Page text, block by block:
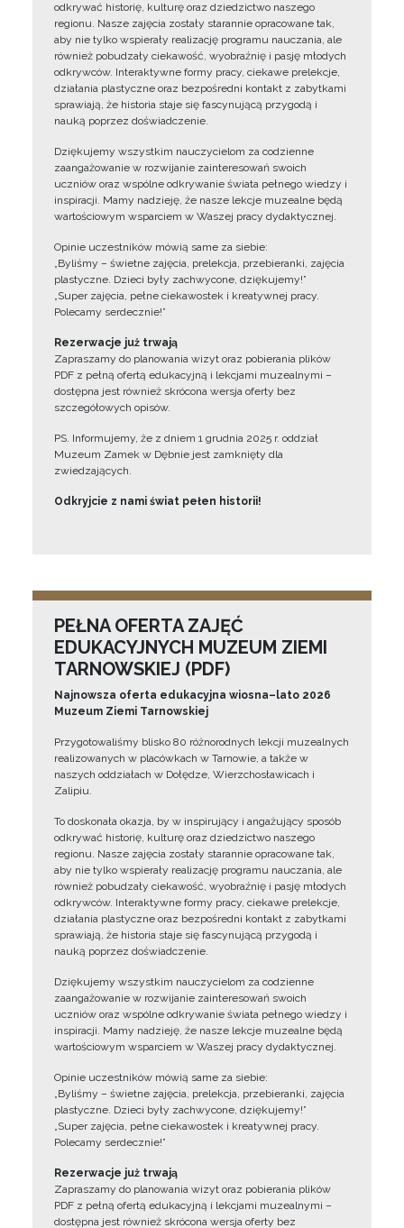
odkrywać historię, kulturę oraz dziedzictwo naszego
regionu. Nasze zajęcia zostały starannie opracowane tak,
aby nie tylko wspierały realizację programu nauczania, ale
również pobudzały ciekawość, wyobraźnię i pasję młodych
odkrywców. Interaktywne formy pracy, ciekawe prelekcje,
działania plastyczne oraz bezpośredni kontakt z zabytkami
sprawiają, że historia staje się fascynującą przygodą i
nauką poprzez doświadczenie.
Dziękujemy wszystkim nauczycielom za codzienne
zaangażowanie w rozwijanie zainteresowań swoich
uczniów oraz wspólne odkrywanie świata pełnego wiedzy i
inspiracji. Mamy nadzieję, że nasze lekcje muzealne będą
wartościowym wsparciem w Waszej pracy dydaktycznej.
Opinie uczestników mówią same za siebie:
„Byliśmy – świetne zajęcia, prelekcja, przebieranki, zajęcia
plastyczne. Dzieci były zachwycone, dziękujemy!”
„Super zajęcia, pełne ciekawostek i kreatywnej pracy.
Polecamy serdecznie!”
Rezerwacje już trwają
Zapraszamy do planowania wizyt oraz pobierania plików
PDF z pełną ofertą edukacyjną i lekcjami muzealnymi –
dostępna jest również skrócona wersja oferty bez
szczegółowych opisów.
PS. Informujemy, że z dniem 1 grudnia 2025 r. oddział
Muzeum Zamek w Dębnie jest zamknięty dla
zwiedzających.
Odkryjcie z nami świat pełen historii!
PEŁNA OFERTA ZAJĘĆ
EDUKACYJNYCH MUZEUM ZIEMI
TARNOWSKIEJ (PDF)
Najnowsza oferta edukacyjna wiosna–lato 2026
Muzeum Ziemi Tarnowskiej
Przygotowaliśmy blisko 80 różnorodnych lekcji muzealnych
realizowanych w placówkach w Tarnowie, a także w
naszych oddziałach w Dołędze, Wierzchosławicach i
Zalipiu.
To doskonała okazja, by w inspirujący i angażujący sposób
odkrywać historię, kulturę oraz dziedzictwo naszego
regionu. Nasze zajęcia zostały starannie opracowane tak,
aby nie tylko wspierały realizację programu nauczania, ale
również pobudzały ciekawość, wyobraźnię i pasję młodych
odkrywców. Interaktywne formy pracy, ciekawe prelekcje,
działania plastyczne oraz bezpośredni kontakt z zabytkami
sprawiają, że historia staje się fascynującą przygodą i
nauką poprzez doświadczenie.
Dziękujemy wszystkim nauczycielom za codzienne
zaangażowanie w rozwijanie zainteresowań swoich
uczniów oraz wspólne odkrywanie świata pełnego wiedzy i
inspiracji. Mamy nadzieję, że nasze lekcje muzealne będą
wartościowym wsparciem w Waszej pracy dydaktycznej.
Opinie uczestników mówią same za siebie:
„Byliśmy – świetne zajęcia, prelekcja, przebieranki, zajęcia
plastyczne. Dzieci były zachwycone, dziękujemy!”
„Super zajęcia, pełne ciekawostek i kreatywnej pracy.
Polecamy serdecznie!”
Rezerwacje już trwają
Zapraszamy do planowania wizyt oraz pobierania plików
PDF z pełną ofertą edukacyjną i lekcjami muzealnymi –
dostępna jest również skrócona wersja oferty bez